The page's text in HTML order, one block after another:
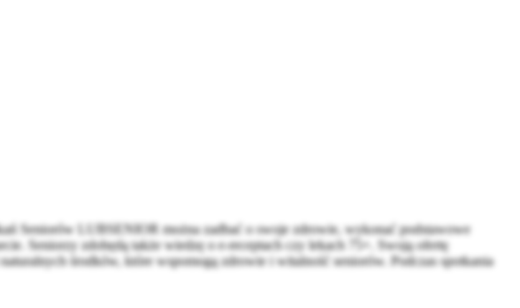
Seniorów LUBSENIOR można zadbać o swoje zdrowie, wykonać podstawowe
Seniorzy zdobędą także wiedzę o e-receptach czy lekach 75+. Swoją ofertę
środków, które wspomogą zdrowie i witalność seniorów. Podczas spotkania